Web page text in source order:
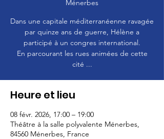
Ménerbes
Dans une capitale méditerranéenne ravagée
par quinze ans de guerre, Hélène a
participé à un congres international.
En parcourant les rues animées de cette
cité ...
Heure et lieu
08 févr. 2026, 17:00 – 19:00
Théâtre à la salle polyvalente Ménerbes,
84560 Ménerbes, France